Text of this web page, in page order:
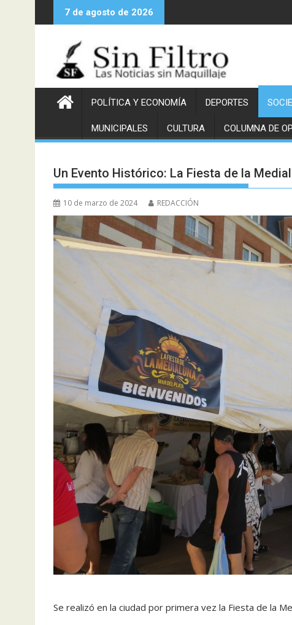
al
7 de agosto de 2026
POLÍTICA Y ECONOMÍA DEPORTES
MUNICIPALES CULTURA COLUMNA DE
Un Evento Histórico: La Fiesta de la
10 de marzo de 2024 REDACCIÓN
Se realizó en la ciudad por primera vez la Fiesta de la